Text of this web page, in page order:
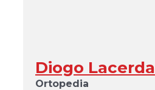
Diogo Lacerda
Ortopedia